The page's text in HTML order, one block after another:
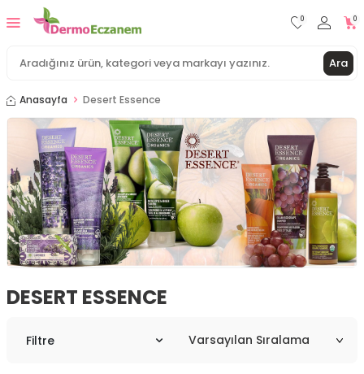
Ara
0 0
Anasayfa Desert Essence
DESERT ESSENCE
Filtre